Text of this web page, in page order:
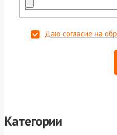
Даю согласие на
Категории